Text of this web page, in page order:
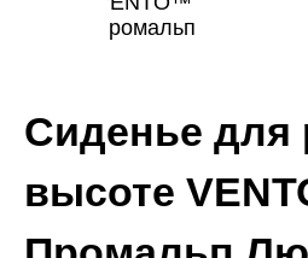
Сиденье для
высоте